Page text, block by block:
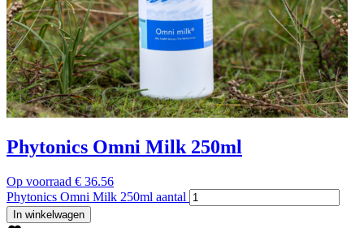
Phytonics Omni Milk 250ml
Op voorraad € 36.56
Phytonics Omni Milk 250ml aantal
In winkelwagen